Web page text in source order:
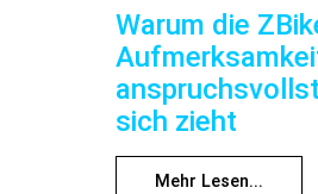
Warum die
sich zieht
Mehr Lesen...